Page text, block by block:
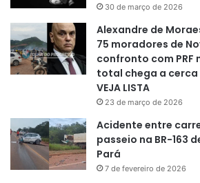
30 de março de 2026
Alexandre de
75 moradores de
confronto com PRF
total chega a cerca
VEJA LISTA
23 de março de 2026
Acidente entre
passeio na BR-163
Pará
7 de fevereiro de 2026